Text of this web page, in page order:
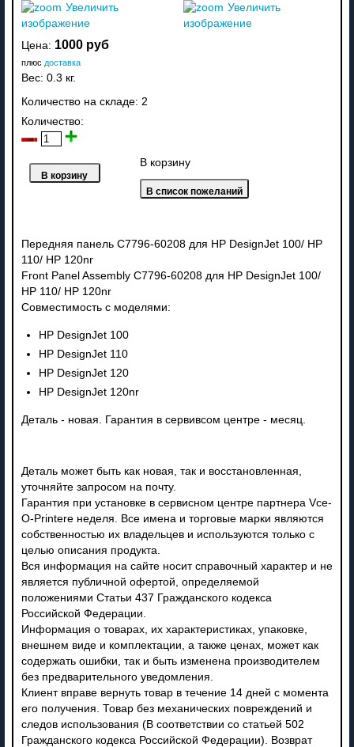
Увеличить
изображение
Увеличить
изображение
Цена: 1000 руб
плюс доставка
Вес: 0.3 кг.
Количество на складе: 2
Количество:
В корзину
Передняя панель C7796-60208 для HP DesignJet 100/ HP
110/ HP 120nr
Front Panel Assembly C7796-60208 для HP DesignJet 100/
HP 110/ HP 120nr
Совместимость с моделями:
HP DesignJet 100
HP DesignJet 110
HP DesignJet 120
HP DesignJet 120nr
Деталь - новая. Гарантия в сервивсом центре - месяц.
Деталь может быть как новая, так и восстановленная,
уточняйте запросом на почту.
Гарантия при установке в сервисном центре партнера Vce-
O-Printere неделя. Все имена и торговые марки являются
собственностью их владельцев и используются только с
целью описания продукта.
Вся информация на сайте носит справочный характер и не
является публичной офертой, определяемой
положениями Статьи 437 Гражданского кодекса
Российской Федерации.
Информация о товарах, их характеристиках, упаковке,
внешнем виде и комплектации, а также ценах, может как
содержать ошибки, так и быть изменена производителем
без предварительного уведомления.
Клиент вправе вернуть товар в течение 14 дней с момента
его получения. Товар без механических повреждений и
следов использования (В соответствии со статьей 502
Гражданского кодекса Российской Федерации). Возврат